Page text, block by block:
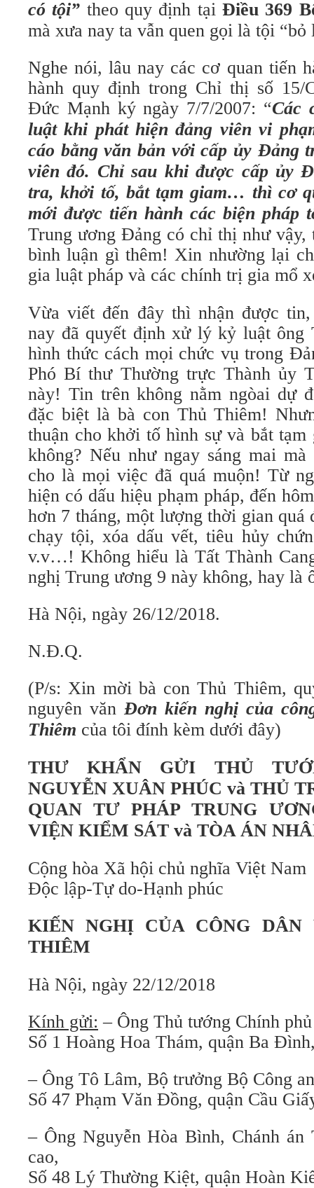
có tội” theo quy định tạiĐiều 369
mà xưa nay ta vẫn quen gọi là tội
Nghe nói, lâu nay các cơ quan tiến
hành quy định trong Chỉ thị số 15/
Đức Mạnh ký ngày 7/7/2007: “Các
luật khi phát hiện đảng viên vi
cáo bằng văn bản với cấp ủy Đảng
viên đó. Chỉ sau khi được cấp ủy
tra, khởi tố, bắt tạm giam… thì cơ
mới được tiến hành các biện pháp
Trung ương Đảng có chỉ thị như vậy,
bình luận gì thêm! Xin nhường lại
gia luật pháp và các chính trị gia mổ
Vừa viết đến đây thì nhận được
nay đã quyết định xử lý kỷ luật ông
hình thức cách mọi chức vụ trong
Phó Bí thư Thường trực Thành ủy
này! Tin trên không nằm ngòai dự
đặc biệt là bà con Thủ Thiêm!
thuận cho khởi tố hình sự và bắt tạm
không? Nếu như ngay sáng mai
cho là mọi việc đã quá muộn! Từ
hiện có dấu hiệu phạm pháp, đến
hơn 7 tháng, một lượng thời gian quá
chạy tội, xóa dấu vết, tiêu hủy
v.v…! Không hiểu là Tất Thành
nghị Trung ương 9 này không, hay là
Hà Nội, ngày 26/12/2018.
N.Đ.Q.
(P/s: Xin mời bà con Thủ Thiêm,
nguyên văn Đơn kiến nghị của
Thiêm của tôi đính kèm dưới đây)
THƯ KHẨN GỬI THỦ
NGUYỄN XUÂN PHÚC và THỦ
QUAN TƯ PHÁP TRUNG
VIỆN KIỂM SÁT và TÒA ÁN
Cộng hòa Xã hội chủ nghĩa Việt Nam
Độc lập-Tự do-Hạnh phúc
KIẾN NGHỊ CỦA CÔNG
THIÊM
Hà Nội, ngày 22/12/2018
Kính gửi: – Ông Thủ tướng Chính
Số 1 Hoàng Hoa Thám, quận Ba
– Ông Tô Lâm, Bộ trưởng Bộ Công
Số 47 Phạm Văn Đồng, quận Cầu
– Ông Nguyễn Hòa Bình, Chánh án
cao,
Số 48 Lý Thường Kiệt, quận Hoàn